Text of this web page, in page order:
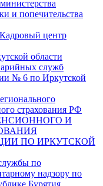
и попечительства
центр
области
служб
№ 6 по Иркутской
страхования РФ
И
ПО ИРКУТСКОЙ
по
надзору по
Бурятия